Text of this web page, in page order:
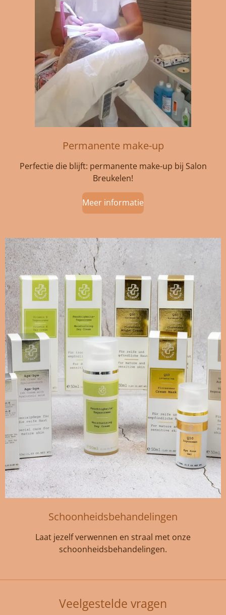
Permanente make-up
Perfectie die blijft: permanente make-up bij Salon
Breukelen!
Meer informatie
Schoonheidsbehandelingen
Laat jezelf verwennen en straal met onze
schoonheidsbehandelingen.
Veelgestelde vragen